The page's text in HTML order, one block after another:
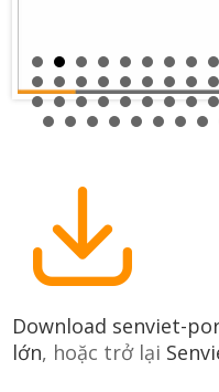
Download senviet-
lớn, hoặc trở lại